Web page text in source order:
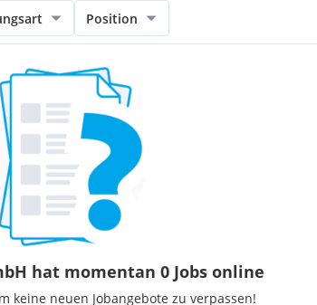
Position
hat momentan 0 Jobs online
keine neuen Jobangebote zu verpassen!